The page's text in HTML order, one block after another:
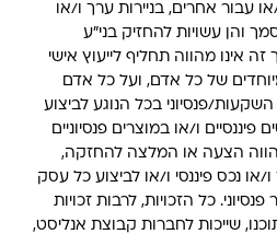
עבור אחרים, בניירות ערך ו/או
והן עשויות להחזיק בני"ע
אינו מהווה תחליף לייעוץ אישי
של כל אדם, ועל כל אדם
פנסיוני בכל הנוגע לביצוע
פיננסיים ו/או במוצרים פנסיוניים
מהווה הצעה או המלצה להחזקה,
או נכס פיננסי ו/או לביצוע כל עסק
כל הזכויות, לרבות זכויות
שייכות לחברות קבוצת אנליסט,